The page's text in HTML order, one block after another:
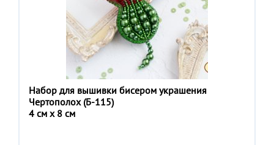
Набор для вышивки бисером украшения
Чертополох (Б-115)
4 см x 8 см